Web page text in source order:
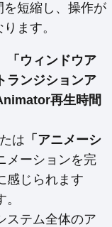
を短縮し、操作が
ます。
「ウィンドウア
ランジションア
再生時間
は 「アニメーシ
メーションを完
感じられます
ステム全体のア